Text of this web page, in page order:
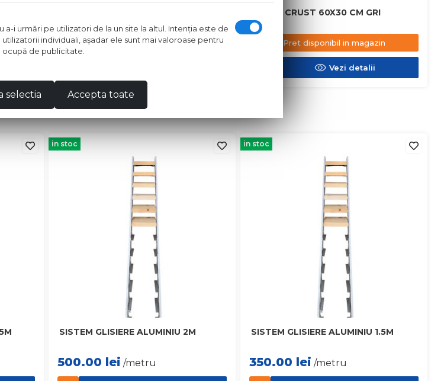
Pret disponibil in magazin
GRESIE CRUST 60X30 CM GRI
Pret disponibil in magazin
Vezi detalii
in stoc
SISTEM GLISIERE ALUMINIU 2M
500.00 lei /metru
in stoc
SISTEM GLISIERE ALUMINIU 1.5M
350.00 lei /metru
i urmări pe utilizatori de la un site la altul. Intenţia este de
individuali, aşadar ele sunt mai valoroase pentru
de publicitate.
selectia Accepta toate